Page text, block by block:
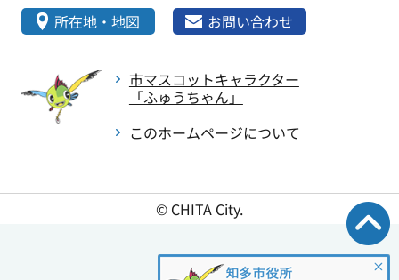
所在地・地図
お問い合わせ
市マスコットキャラクター
「ふゅうちゃん」
このホームページについて
© CHITA City.